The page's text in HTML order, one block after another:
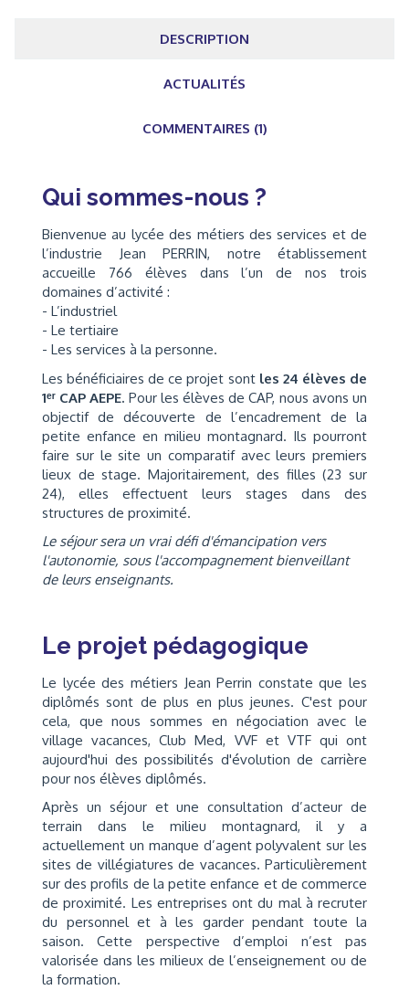
DESCRIPTION
ACTUALITÉS
COMMENTAIRES (1)
Qui sommes-nous ?
Bienvenue au lycée des métiers des services et de
l’industrie Jean PERRIN, notre établissement
accueille 766 élèves dans l’un de nos trois
domaines d’activité :
- L’industriel
- Le tertiaire
- Les services à la personne.
Les bénéficiaires de ce projet sont les 24 élèves de
1ᵉʳ CAP AEPE. Pour les élèves de CAP, nous avons un
objectif de découverte de l’encadrement de la
petite enfance en milieu montagnard. Ils pourront
faire sur le site un comparatif avec leurs premiers
lieux de stage. Majoritairement, des filles (23 sur
24), elles effectuent leurs stages dans des
structures de proximité.
Le séjour sera un vrai défi d'émancipation vers
l'autonomie, sous l'accompagnement bienveillant
de leurs enseignants.
Le projet pédagogique
Le lycée des métiers Jean Perrin constate que les
diplômés sont de plus en plus jeunes. C'est pour
cela, que nous sommes en négociation avec le
village vacances, Club Med, VVF et VTF qui ont
aujourd'hui des possibilités d'évolution de carrière
pour nos élèves diplômés.
Après un séjour et une consultation d’acteur de
terrain dans le milieu montagnard, il y a
actuellement un manque d’agent polyvalent sur les
sites de villégiatures de vacances. Particulièrement
sur des profils de la petite enfance et de commerce
de proximité. Les entreprises ont du mal à recruter
du personnel et à les garder pendant toute la
saison. Cette perspective d’emploi n’est pas
valorisée dans les milieux de l’enseignement ou de
la formation.